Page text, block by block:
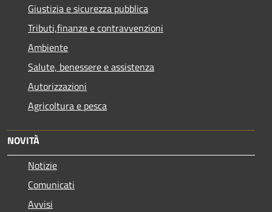
Giustizia e sicurezza pubblica
Tributi,finanze e contravvenzioni
Ambiente
Salute, benessere e assistenza
Autorizzazioni
Agricoltura e pesca
NOVITÀ
Notizie
Comunicati
Avvisi